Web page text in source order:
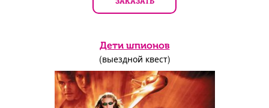
Дети шпионов
(выездной квест)